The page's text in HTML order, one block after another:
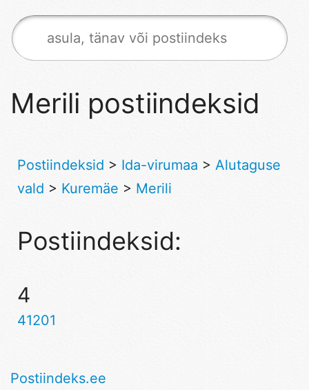
Merili postiindeksid
Postiindeksid > Ida-virumaa > Alutaguse
vald > Kuremäe > Merili
Postiindeksid:
4
41201
Postiindeks.ee